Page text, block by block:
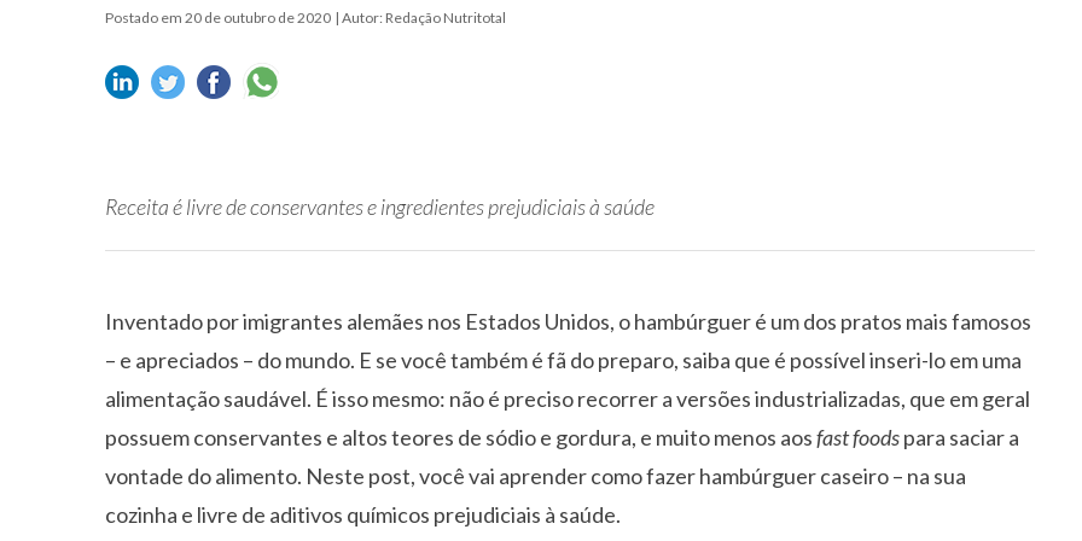
Postado em 20 de outubro de 2020 | Autor: Redação Nutritotal
Receita é livre de conservantes e ingredientes prejudiciais à saúde
Inventado por imigrantes alemães nos Estados Unidos, o hambúrguer é um dos pratos mais famosos
– e apreciados – do mundo. E se você também é fã do preparo, saiba que é possível inseri-lo em uma
alimentação saudável. É isso mesmo: não é preciso recorrer a versões industrializadas, que em geral
possuem conservantes e altos teores de sódio e gordura, e muito menos aosfast foodspara saciar a
vontade do alimento. Neste post, você vai aprender como fazer hambúrguer caseiro – na sua
cozinha e livre de aditivos químicos prejudiciais à saúde.